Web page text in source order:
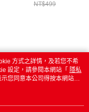
NT$499
方式之詳情，及若您不希
設定，請參閱本網站「 隱私
您同意本公司得按本網站使